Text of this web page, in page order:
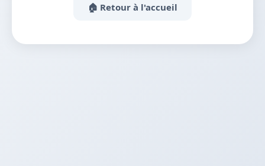
🏠 Retour à l'accueil